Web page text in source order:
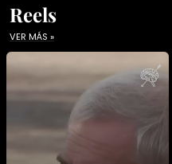
Reels
VER MÁS »